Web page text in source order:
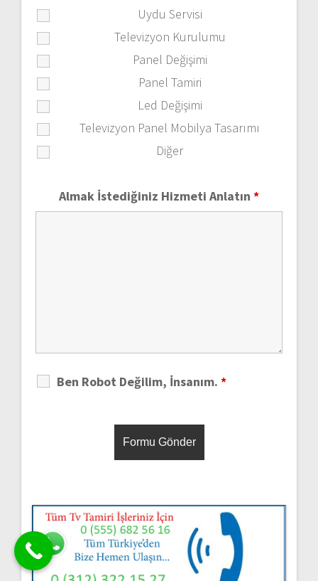
Uydu Servisi
Televizyon Kurulumu
Panel Değişimi
Panel Tamiri
Led Değişimi
Televizyon Panel Mobilya Tasarımı
Diğer
Almak İstediğiniz Hizmeti Anlatın *
Ben Robot Değilim, İnsanım. *